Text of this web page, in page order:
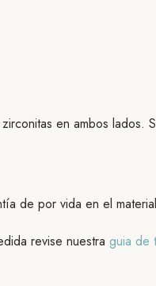
en ambos lados.
de por vida en el
revise nuestra guia de